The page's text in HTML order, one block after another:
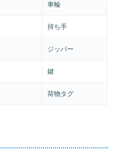
車輪
持ち手
ジッパー
鍵
荷物タグ